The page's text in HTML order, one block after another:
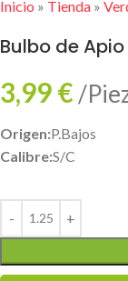
Inicio » Tienda »
Bulbo de Apio
3,99€ /
Origen:P.Bajos
Calibre:S/C